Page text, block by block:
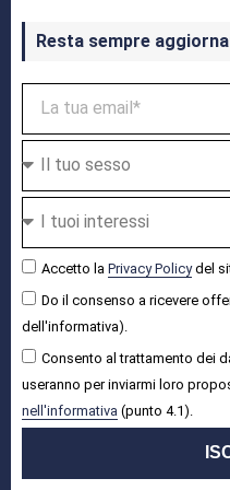
Resta sempre
Accetto la Privacy Policydel
Do il consenso a ricevere
dell'informativa).
Consento al trattamento dei
useranno per inviarmi loro
nell'informativa (punto 4.1).